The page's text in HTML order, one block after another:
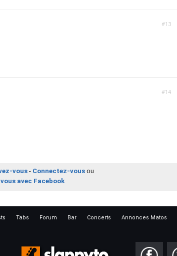
#13
#14
vous- Connectez-vous ou
avec Facebook
Tabs Forum Bar Concerts Annonces Matos